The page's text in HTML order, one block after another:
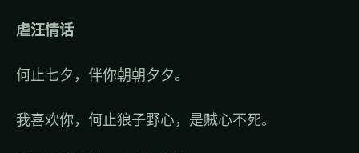
虐汪情话
何止七夕，伴你朝朝夕夕。
我喜欢你，何止狼子野心，是贼心不死。